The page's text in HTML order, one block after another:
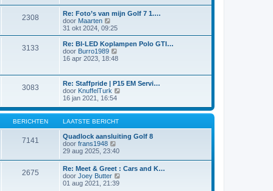
a
a
t
s
t
e
b
e
i
c
h
t
j
k
l
a
a
t
s
e
b
e
r
c
h
2308
Re: Foto’s van mijn Golf 7 1.…
door Maarten
e
k
i
j
k
t
s
t
e
b
e
r
c
h
t
31 okt 2024, 09:25
3133
Re: BI-LED Koplampen Polo GTI…
door Burro1989
e
j
k
l
a
t
t
e
e
r
c
h
16 apr 2023, 18:48
3083
Re: Staffpride | P15 EM Servi…
door KnuffelTurk
i
l
a
s
16 jan 2021, 16:54
BERICHTEN LAATSTE BERICHT
7141
Quadlock aansluiting Golf 8
door frans1948
e
j
k
l
29 aug 2025, 23:40
2675
Re: Meet & Greet : Cars and K…
door Joey Butter
01 aug 2021, 21:39